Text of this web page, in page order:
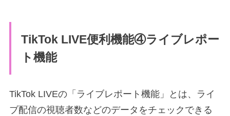
TikTok LIVE便利機能④ライブレポー
ト機能
TikTok LIVEの「ライブレポート機能」とは、ライ
ブ配信の視聴者数などのデータをチェックできる